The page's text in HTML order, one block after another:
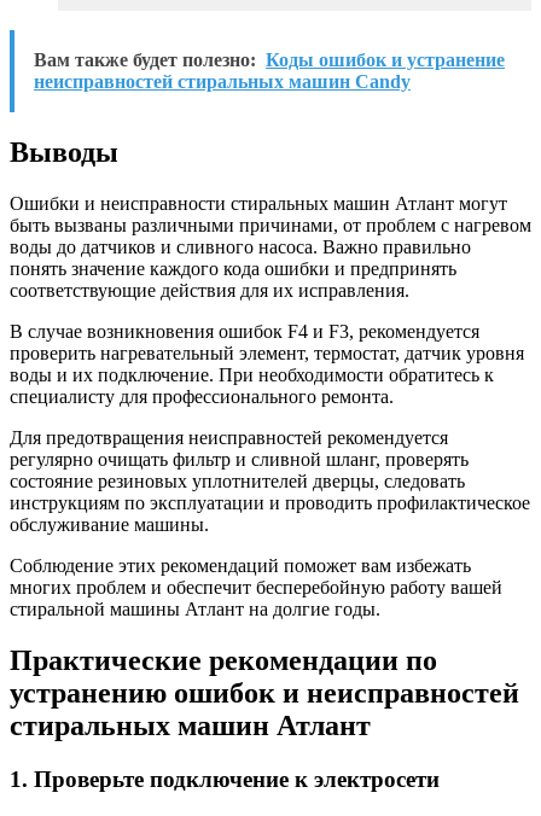
Вам также будет полезно: Коды ошибок и устранение
неисправностей стиральных машин Candy
Выводы
Ошибки и неисправности стиральных машин Атлант могут
быть вызваны различными причинами, от проблем с нагревом
воды до датчиков и сливного насоса. Важно правильно
понять значение каждого кода ошибки и предпринять
соответствующие действия для их исправления.
В случае возникновения ошибок F4 и F3, рекомендуется
проверить нагревательный элемент, термостат, датчик уровня
воды и их подключение. При необходимости обратитесь к
специалисту для профессионального ремонта.
Для предотвращения неисправностей рекомендуется
регулярно очищать фильтр и сливной шланг, проверять
состояние резиновых уплотнителей дверцы, следовать
инструкциям по эксплуатации и проводить профилактическое
обслуживание машины.
Соблюдение этих рекомендаций поможет вам избежать
многих проблем и обеспечит бесперебойную работу вашей
стиральной машины Атлант на долгие годы.
Практические рекомендации по
устранению ошибок и неисправностей
стиральных машин Атлант
1. Проверьте подключение к электросети